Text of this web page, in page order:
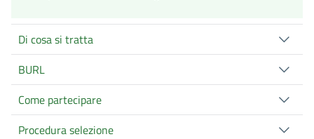
Di cosa si tratta
BURL
Come partecipare
Procedura selezione